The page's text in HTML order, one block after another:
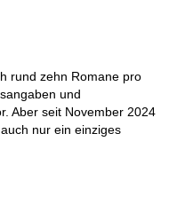
rund zehn Romane pro
und
Aber seit November 2024
nur ein einziges